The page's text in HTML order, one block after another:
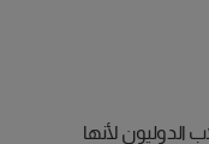
الدوليون لأنها